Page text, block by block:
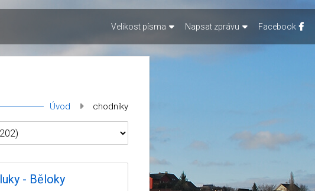
- Běloky
Úvod chodníky
Velikost písma Napsat zprávu Facebook